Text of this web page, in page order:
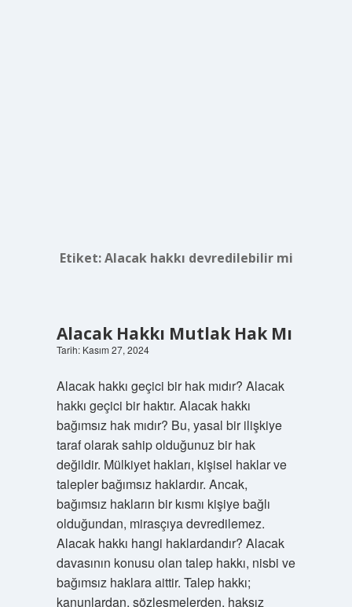
Etiket:Alacak hakkı devredilebilir mi
Alacak Hakkı Mutlak Hak Mı
Tarih: Kasım 27, 2024
Alacak hakkı geçici bir hak mıdır? Alacak
hakkı geçici bir haktır. Alacak hakkı
bağımsız hak mıdır? Bu, yasal bir ilişkiye
taraf olarak sahip olduğunuz bir hak
değildir. Mülkiyet hakları, kişisel haklar ve
talepler bağımsız haklardır. Ancak,
bağımsız hakların bir kısmı kişiye bağlı
olduğundan, mirasçıya devredilemez.
Alacak hakkı hangi haklardandır? Alacak
davasının konusu olan talep hakkı, nisbi ve
bağımsız haklara aittir. Talep hakkı;
kanunlardan, sözleşmelerden, haksız